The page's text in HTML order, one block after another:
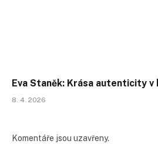
Eva Staněk: Krása autenticity v
8. 4. 2026
Komentáře jsou uzavřeny.